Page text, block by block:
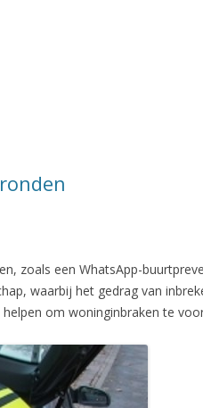
zoals een WhatsApp-
waarbij het gedrag van
om woninginbraken te